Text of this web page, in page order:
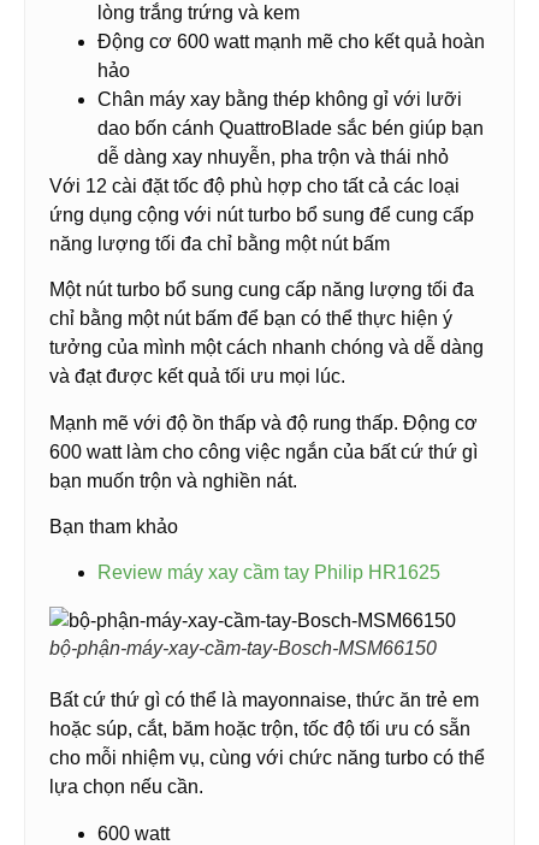
lòng trắng trứng và kem
Động cơ 600 watt mạnh mẽ cho kết quả hoàn
hảo
Chân máy xay bằng thép không gỉ với lưỡi
dao bốn cánh QuattroBlade sắc bén giúp bạn
dễ dàng xay nhuyễn, pha trộn và thái nhỏ
Với 12 cài đặt tốc độ phù hợp cho tất cả các loại
ứng dụng cộng với nút turbo bổ sung để cung cấp
năng lượng tối đa chỉ bằng một nút bấm
Một nút turbo bổ sung cung cấp năng lượng tối đa
chỉ bằng một nút bấm để bạn có thể thực hiện ý
tưởng của mình một cách nhanh chóng và dễ dàng
và đạt được kết quả tối ưu mọi lúc.
Mạnh mẽ với độ ồn thấp và độ rung thấp. Động cơ
600 watt làm cho công việc ngắn của bất cứ thứ gì
bạn muốn trộn và nghiền nát.
Bạn tham khảo
Review máy xay cầm tay Philip HR1625
bộ-phận-máy-xay-cầm-tay-Bosch-MSM66150
Bất cứ thứ gì có thể là mayonnaise, thức ăn trẻ em
hoặc súp, cắt, băm hoặc trộn, tốc độ tối ưu có sẵn
cho mỗi nhiệm vụ, cùng với chức năng turbo có thể
lựa chọn nếu cần.
600 watt